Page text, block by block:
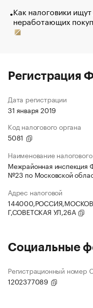
Как налоговики
неработающих
Регистрация
Дата регистрации
31 января 2019
Код налогового органа
5081
Наименование
Межрайонная инспекция
№23 по Московской
Адрес налоговой
Г,СОВЕТСКАЯ УЛ,26А
Социальные
Регистрационный номер
1202377089